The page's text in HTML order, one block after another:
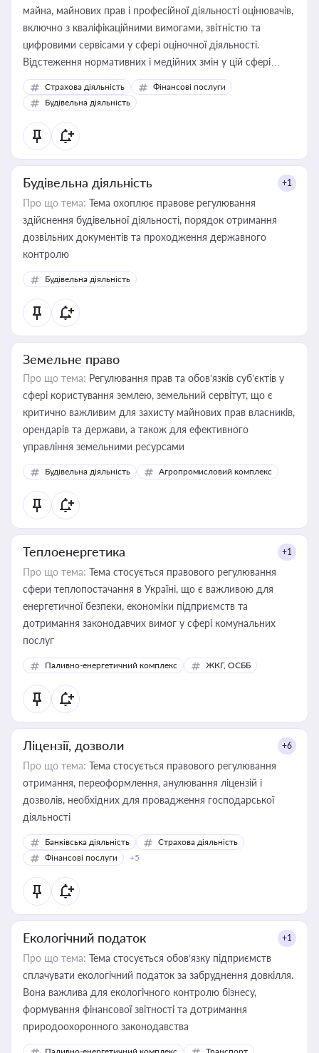
майна, майнових прав і професійної діяльності оцінювачів,
включно з кваліфікаційними вимогами, звітністю та
цифровими сервісами у сфері оціночної діяльності.
Відстеження нормативних і медійних змін у цій сфері
корисне для власника бізнесу, керівника, юриста або
бухгалтера під час оподаткування, приватизації, оренди
державного майна, корпоративних угод і перевірки
статусу суб'єктів оціночної діяльності
Страхова діяльність
Фінансові послуги
Будівельна діяльність
Будівельна діяльність +1
Про що тема: Тема охоплює правове регулювання
здійснення будівельної діяльності, порядок отримання
дозвільних документів та проходження державного
контролю
Будівельна діяльність
Земельне право
Про що тема: Регулювання прав та обов’язків суб’єктів у
сфері користування землею, земельний сервітут, що є
критично важливим для захисту майнових прав власників,
орендарів та держави, а також для ефективного
управління земельними ресурсами
Будівельна діяльність Агропромисловий комплекс
Теплоенергетика +1
Про що тема: Тема стосується правового регулювання
сфери теплопостачання в Україні, що є важливою для
енергетичної безпеки, економіки підприємств та
дотримання законодавчих вимог у сфері комунальних
послуг
Паливно-енергетичний комплекс ЖКГ, ОСББ
Ліцензії, дозволи +6
Про що тема: Тема стосується правового регулювання
отримання, переоформлення, анулювання ліцензій і
дозволів, необхідних для провадження господарської
діяльності
Банківська діяльність
Страхова діяльність
Фінансові послуги
+5
Екологічний податок +1
Про що тема: Тема стосується обов’язку підприємств
сплачувати екологічний податок за забруднення довкілля.
Вона важлива для екологічного контролю бізнесу,
формування фінансової звітності та дотримання
природоохоронного законодавства